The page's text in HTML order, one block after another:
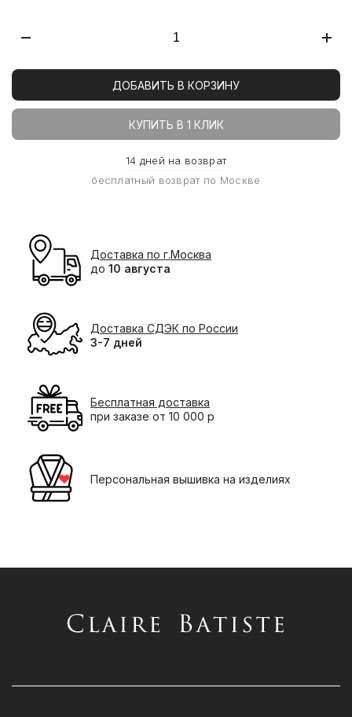
ДОБАВИТЬ В КОРЗИНУ
КУПИТЬ В 1 КЛИК
14 дней на возврат
бесплатный возврат по Москве
Доставка по г.Москва
до 10 августа
Доставка СДЭК по России
3-7 дней
Бесплатная доставка
при заказе от 10 000 р
Персональная вышивка на изделиях